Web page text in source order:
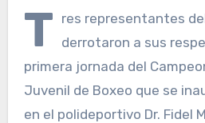
T res representantes
derrotaron a sus
primera jornada del
Juvenil de Boxeo que se
en el polideportivo Dr. Fidel